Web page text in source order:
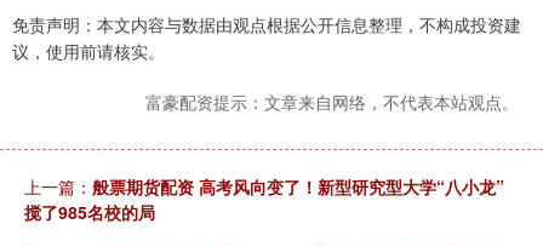
免责声明：本文内容与数据由观点根据公开信息整理，不构成投资建
议，使用前请核实。
富豪配资提示：文章来自网络，不代表本站观点。
上一篇： 般票期货配资 高考风向变了！新型研究型大学“八小龙”
搅了985名校的局